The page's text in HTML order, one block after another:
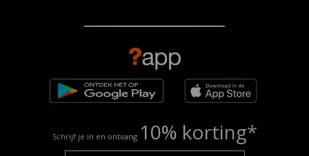
Schrijf je in en ontvang 10% korting*